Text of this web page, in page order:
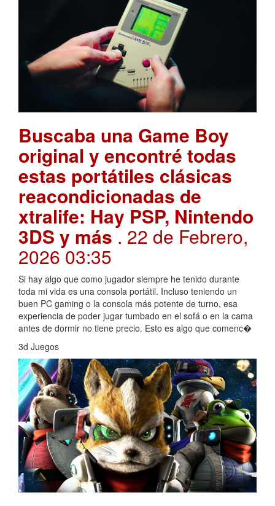
Buscaba una Game Boy
original y encontré todas
estas portátiles clásicas
reacondicionadas de
xtralife: Hay PSP, Nintendo
3DS y más. 22 de Febrero,
2026 03:35
Si hay algo que como jugador siempre he tenido durante
toda mi vida es una consola portátil. Incluso teniendo un
buen PC gaming o la consola más potente de turno, esa
experiencia de poder jugar tumbado en el sofá o en la cama
antes de dormir no tiene precio. Esto es algo que comenc�
3d Juegos